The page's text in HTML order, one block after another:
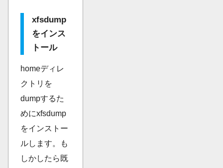
xfsdump
をインス
トール
homeディレ
クトリを
dumpするた
めにxfsdump
をインストー
ルします。も
しかしたら既